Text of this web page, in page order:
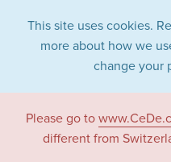
This site uses cookies.
more about how we
change your
Please go to
different from